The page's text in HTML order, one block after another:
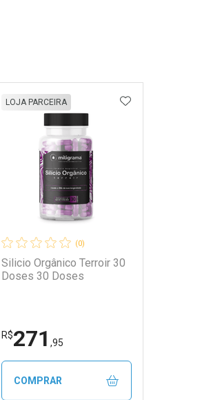
AOS FAVORITOS
(0)
Silicio Orgânico Terroir 30
Doses 30 Doses
LOJA PARCEIRA
R$271 ,95
ADICIONAR AOS
COMPRAR